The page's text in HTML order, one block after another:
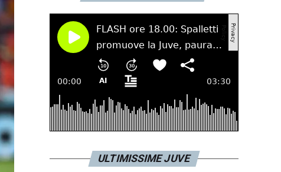
ULTIMISSIME JUVE